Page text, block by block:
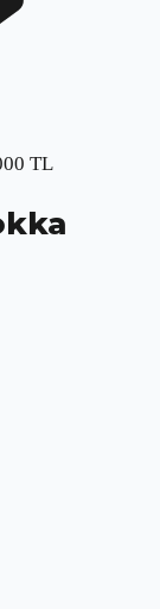
TL